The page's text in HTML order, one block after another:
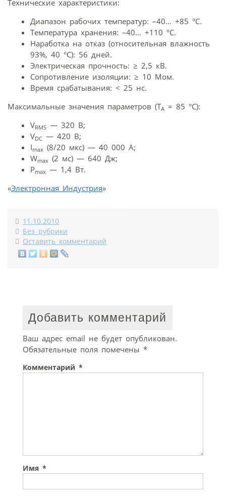
Технические характеристики:
Диапазон рабочих температур: –40… +85 °C.
Температура хранения: –40… +110 °C.
Наработка на отказ (относительная влажность
93%, 40 °C): 56 дней.
Электрическая прочность: ≥ 2,5 кВ.
Сопротивление изоляции: ≥ 10 Мом.
Время срабатывания: < 25 нс.
Максимальные значения параметров (ТА = 85 °С):
VRMS — 320 В;
VDC — 420 В;
Imax (8/20 мкс) — 40 000 А;
Wmax (2 мс) — 640 Дж;
Pmax — 1,4 Вт.
«Электронная Индустрия»
11.10.2010
Без рубрики
Оставить комментарий
Добавить комментарий
Ваш адрес email не будет опубликован.
Обязательные поля помечены *
Комментарий *
Имя *